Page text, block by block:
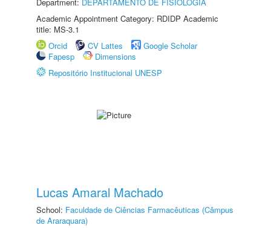
Academic Appointment Category: RDIDP Academic
title: MS-3.1
Orcid
CV Lattes
Google Scholar
Fapesp
Dimensions
Repositório Institucional UNESP
Lucas Amaral Machado
School: Faculdade de Ciências Farmacêuticas (Câmpus
de Araraquara)